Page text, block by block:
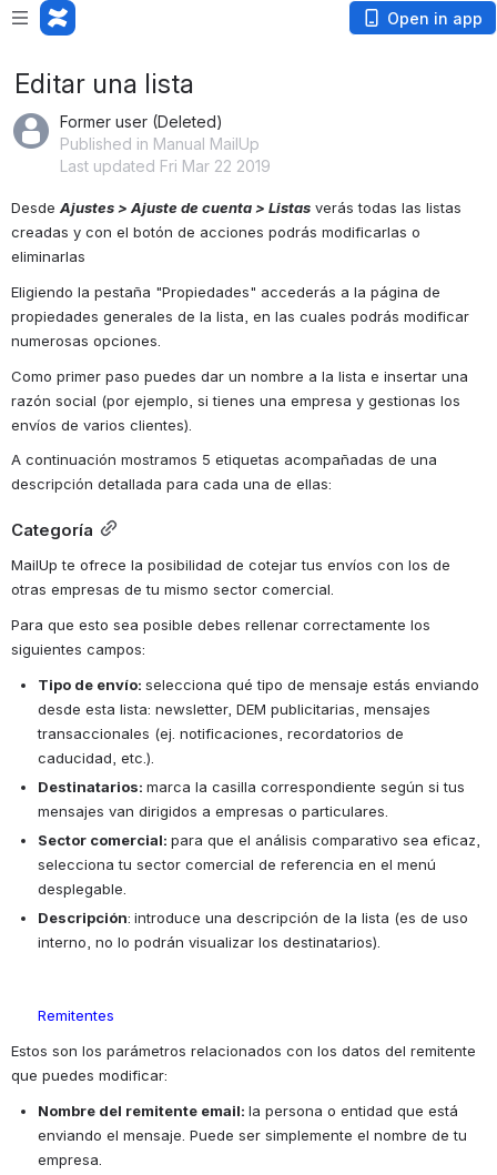
Open in app
Editar una lista
Former user (Deleted)
Published in Manual MailUp
Last updated Fri Mar 22 2019
Desde Ajustes > Ajuste de cuenta > Listas verás todas las listas
creadas y con el botón de acciones podrás modificarlas o
eliminarlas
Eligiendo la pestaña "Propiedades" accederás a la página de
propiedades generales de la lista, en las cuales podrás modificar
numerosas opciones.
Como primer paso puedes dar un nombre a la lista e insertar una
razón social (por ejemplo, si tienes una empresa y gestionas los
envíos de varios clientes).
A continuación mostramos 5 etiquetas acompañadas de una
descripción detallada para cada una de ellas:
Categoría
MailUp te ofrece la posibilidad de cotejar tus envíos con los de
otras empresas de tu mismo sector comercial.
Para que esto sea posible debes rellenar correctamente los
siguientes campos:
Tipo de envío: selecciona qué tipo de mensaje estás enviando
desde esta lista: newsletter, DEM publicitarias, mensajes
transaccionales (ej. notificaciones, recordatorios de
caducidad, etc.).
Destinatarios: marca la casilla correspondiente según si tus
mensajes van dirigidos a empresas o particulares.
Sector comercial: para que el análisis comparativo sea eficaz,
selecciona tu sector comercial de referencia en el menú
desplegable.
Descripción: introduce una descripción de la lista (es de uso
interno, no lo podrán visualizar los destinatarios).
Remitentes
Estos son los parámetros relacionados con los datos del remitente
que puedes modificar:
Nombre del remitente email: la persona o entidad que está
enviando el mensaje. Puede ser simplemente el nombre de tu
empresa.